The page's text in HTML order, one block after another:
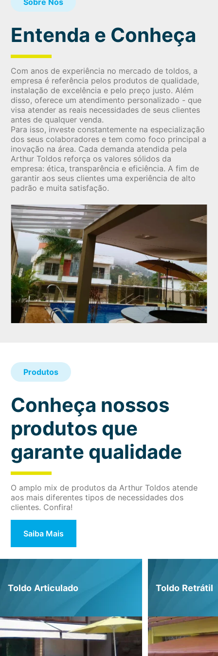
Sobre Nós
Entenda e Conheça
Com anos de experiência no mercado de toldos, a
empresa é referência pelos produtos de qualidade,
instalação de excelência e pelo preço justo. Além
disso, oferece um atendimento personalizado - que
visa atender as reais necessidades de seus clientes
antes de qualquer venda.
Para isso, investe constantemente na especialização
dos seus colaboradores e tem como foco principal a
inovação na área. Cada demanda atendida pela
Arthur Toldos reforça os valores sólidos da
empresa: ética, transparência e eficiência. A fim de
garantir aos seus clientes uma experiência de alto
padrão e muita satisfação.
Produtos
Conheça nossos
produtos que
garante qualidade
O amplo mix de produtos da Arthur Toldos atende
aos mais diferentes tipos de necessidades dos
clientes. Confira!
Saiba Mais
Toldo Retrátil